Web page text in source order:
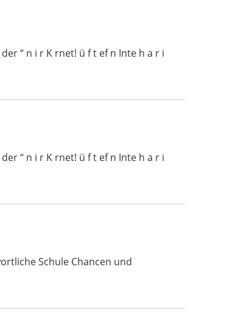
“ n i r K rnet! ü f t ef n Inte h a r i
“ n i r K rnet! ü f t ef n Inte h a r i
Schule Chancen und